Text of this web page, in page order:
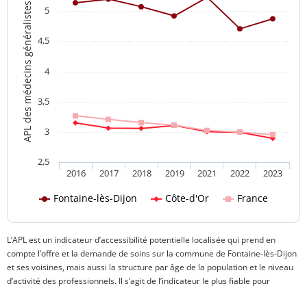
APL des médecins généralistes
Fontaine-lès-Dijon Côte-d'Or France
2016 2017 2018 2019 2021 2022 2023
2,5
3
3,5
4
4,5
5
L’APL est un indicateur d’accessibilité potentielle localisée qui prend en
compte l’offre et la demande de soins sur la commune de Fontaine-lès-Dijon
et ses voisines, mais aussi la structure par âge de la population et le niveau
d’activité des professionnels. Il s’agit de l’indicateur le plus fiable pour